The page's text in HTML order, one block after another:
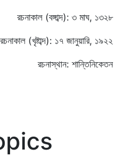
রচনাকাল (বঙ্গাব্দ): ৩ মাঘ, ১৩২৮
রচনাকাল (খৃষ্টাব্দ): ১৭ জানুয়ারি, ১৯২২
রচনাস্থান: শান্তিনিকেতন